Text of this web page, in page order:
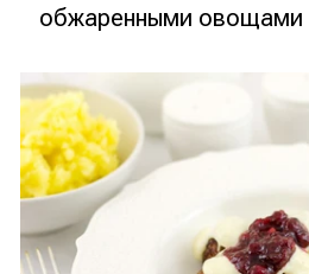
обжаренными овощами